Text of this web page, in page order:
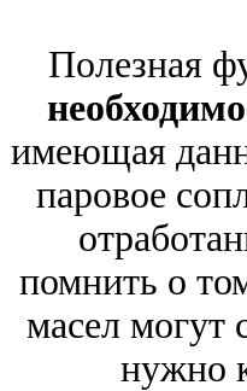
Полезная
имеющая
паровое
помнить о
масел могут
нужно